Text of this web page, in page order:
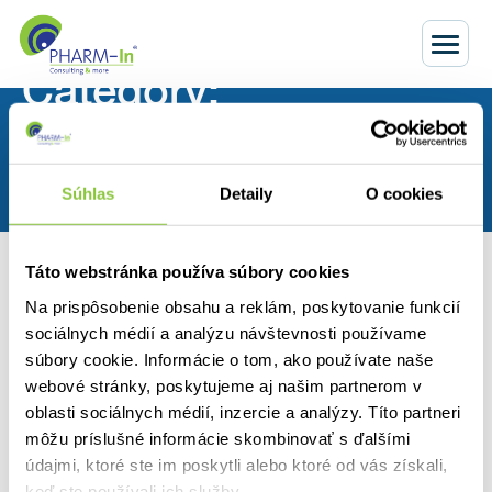
Súhlas Detaily O cookies
Táto webstránka používa súbory cookies
Na prispôsobenie obsahu a reklám, poskytovanie funkcií
sociálnych médií a analýzu návštevnosti používame
súbory cookie. Informácie o tom, ako používate naše
webové stránky, poskytujeme aj našim partnerom v
oblasti sociálnych médií, inzercie a analýzy. Títo partneri
môžu príslušné informácie skombinovať s ďalšími
údajmi, ktoré ste im poskytli alebo ktoré od vás získali,
Category:
Uncategorized
Nothing Found
It seems we can’t find what you’re looking for. Perhaps
searching can help.